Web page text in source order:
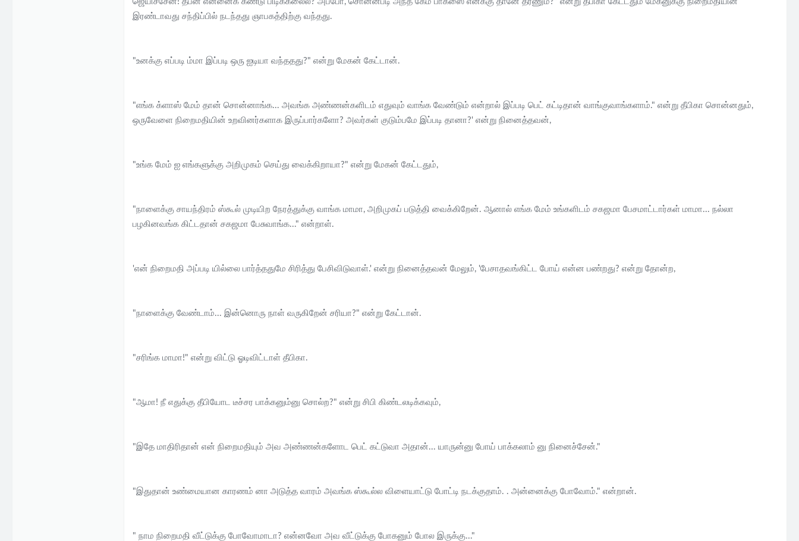
இரண்டாவது சந்திப்பில் நடந்தது ஞாபகத்திற்கு வந்தது.
"உனக்கு எப்படி ம்மா இப்படி ஒரு ஐடியா வந்ததது?" என்று மேகன் கேட்டான்.
"எங்க க்ளாஸ் மேம் தான் சொன்னாங்க... அவங்க அண்ணன்களிடம் எதுவும் வாங்க வேண்டும் என்றால் இப்படி பெட் கட்டிதான் வாங்குவாங்களாம்." என்று தீபிகா சொன்னதும்,
ஒருவேளை நிறைமதியின் உறவினர்களாக இருப்பார்களோ? அவர்கள் குடும்பமே இப்படி தானா?' என்று நினைத்தவன்,
"உங்க மேம் ஐ எங்களுக்கு அறிமுகம் செய்து வைக்கிறாயா?" என்று மேகன் கேட்டதும்,
"நாளைக்கு சாயந்திரம் ஸ்கூல் முடியிற நேரத்துக்கு வாங்க மாமா, அறிமுகப் படுத்தி வைக்கிறேன். ஆனால் எங்க மேம் உங்களிடம் சகஜமா பேசமாட்டார்கள் மாமா... நல்லா
பழகினவங்க கிட்டதான் சகஜமா பேசுவாங்க..." என்றாள்.
'என் நிறைமதி அப்படி யில்லை பார்த்ததுமே சிரித்து பேசிவிடுவாள்.' என்று நினைத்தவன் மேலும், 'பேசாதவங்கிட்ட போய் என்ன பண்றது? என்று தோன்ற,
"நாளைக்கு வேண்டாம்... இன்னொரு நாள் வருகிறேன் சரியா?" என்று கேட்டான்.
"சரிங்க மாமா!" என்று விட்டு ஓடிவிட்டாள் தீபிகா.
"ஆமா! நீ எதுக்கு தீபியோட டீச்சர பாக்கனும்னு சொல்ற?" என்று சிபி கிண்டலடிக்கவும்,
"இதே மாதிரிதான் என் நிறைமதியும் அவ அண்ணன்களோட பெட் கட்டுவா அதான்... யாருன்னு போய் பாக்கலாம் னு நினைச்சேன்."
"இதுதான் உண்மையான காரணம் னா அடுத்த வாரம் அவங்க ஸ்கூல்ல விளையாட்டு போட்டி நடக்குதாம். . அன்னைக்கு போவோம்." என்றான்.
" நாம நிறைமதி வீட்டுக்கு போவோமாடா? என்னவோ அவ வீட்டுக்கு போகனும் போல இருக்கு..."